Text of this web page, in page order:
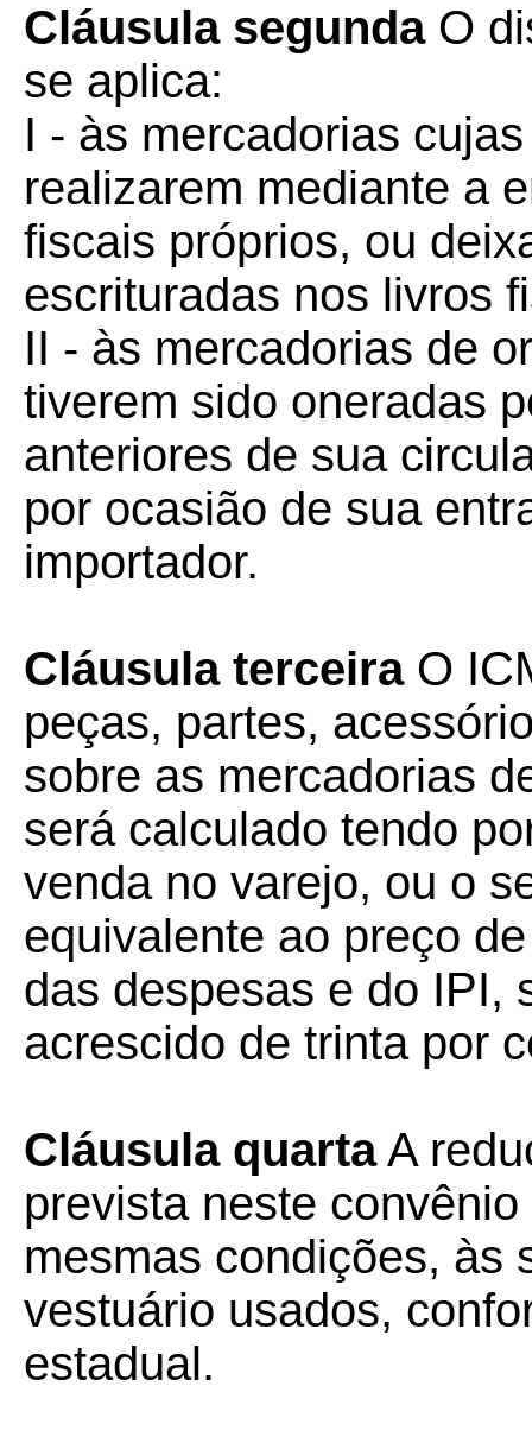
Cláusula segundaO
se aplica:
I - às mercadorias
realizarem mediante a
fiscais próprios, ou
escrituradas nos livros
II - às mercadorias de
tiverem sido oneradas
anteriores de sua
por ocasião de sua
importador.
Cláusula terceiraO
peças, partes,
sobre as mercadorias
será calculado tendo
venda no varejo, ou o
equivalente ao preço
das despesas e do IPI,
acrescido de trinta por
Cláusula quartaA
prevista neste
mesmas condições, às
vestuário usados,
estadual.